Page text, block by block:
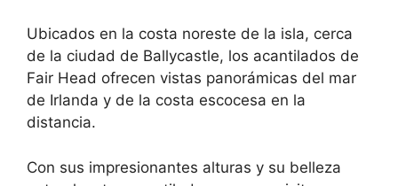
Ubicados en la costa noreste de la isla, cerca
de la ciudad de Ballycastle, los acantilados de
Fair Head ofrecen vistas panorámicas del mar
de Irlanda y de la costa escocesa en la
distancia.
Con sus impresionantes alturas y su belleza